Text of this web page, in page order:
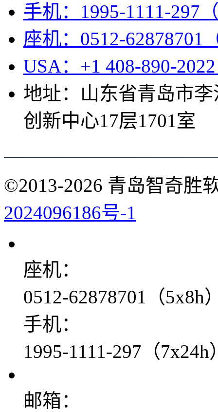
手机：1995-1111-297
座机：0512-62878701
USA：+1 408-890-
地址：山东省青岛市
创新中心17层1701室
©2013-2026 青岛智奇胜
2024096186号-1
座机：
0512-62878701（5x8h
手机：
1995-1111-297（7x24h
邮箱：